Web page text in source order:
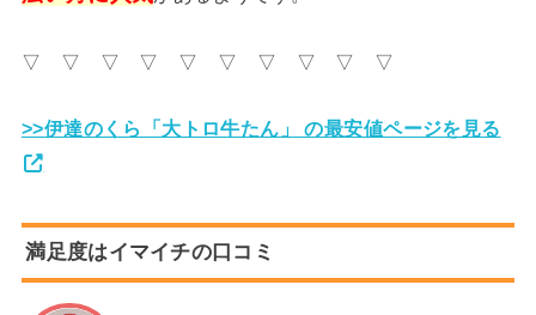
▽ ▽ ▽ ▽ ▽ ▽ ▽ ▽ ▽ ▽
>>伊達のくら「大トロ牛たん」 の最安値ページを見る
満足度はイマイチの口コミ